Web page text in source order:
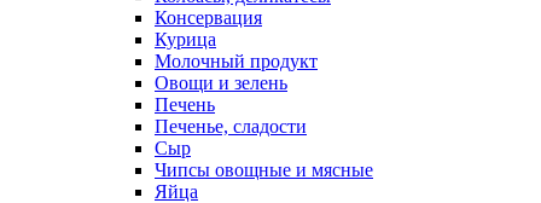
Консервация
Курица
Молочный продукт
Овощи и зелень
Печень
Печенье, сладости
Сыр
Чипсы овощные и мясные
Яйца